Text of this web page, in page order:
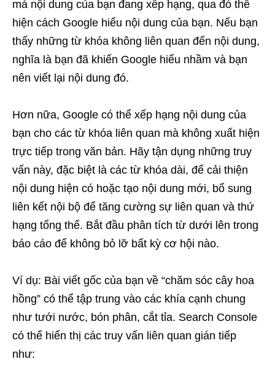
mà nội dung của bạn đang xếp hạng, qua đó thể
hiện cách Google hiểu nội dung của bạn. Nếu bạn
thấy những từ khóa không liên quan đến nội dung,
nghĩa là bạn đã khiến Google hiểu nhầm và bạn
nên viết lại nội dung đó.
Hơn nữa, Google có thể xếp hạng nội dung của
bạn cho các từ khóa liên quan mà không xuất hiện
trực tiếp trong văn bản. Hãy tận dụng những truy
vấn này, đặc biệt là các từ khóa dài, để cải thiện
nội dung hiện có hoặc tạo nội dung mới, bổ sung
liên kết nội bộ để tăng cường sự liên quan và thứ
hạng tổng thể. Bắt đầu phân tích từ dưới lên trong
báo cáo để không bỏ lỡ bất kỳ cơ hội nào.
Ví dụ: Bài viết gốc của bạn về “chăm sóc cây hoa
hồng” có thể tập trung vào các khía cạnh chung
như tưới nước, bón phân, cắt tỉa. Search Console
có thể hiển thị các truy vấn liên quan gián tiếp
như: